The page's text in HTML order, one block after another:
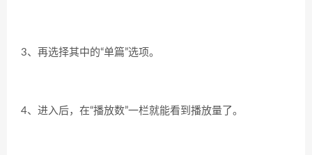
3、再选择其中的“单篇”选项。
4、进入后，在“播放数”一栏就能看到播放量了。